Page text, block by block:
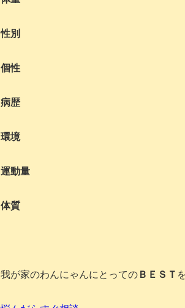
性別
個性
病歴
環境
運動量
体質
我が家のわんにゃんにとっての ＢＥＳＴ